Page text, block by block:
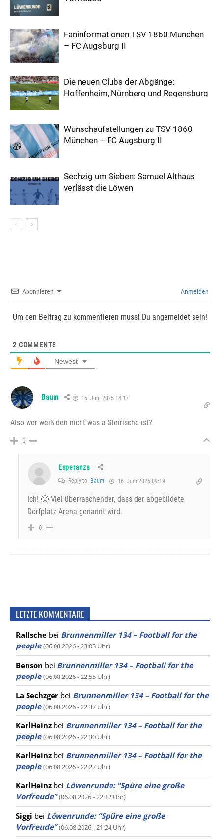
Faninformationen TSV 1860 München
– FC Augsburg II
Die neuen Clubs der Abgänge:
Hoffenheim, Nürnberg und Regensburg
Wunschaufstellungen zu TSV 1860
München – FC Augsburg II
Sechzig um Sieben: Samuel Althaus
verlässt die Löwen
Abonnieren Anmelden
Um den Beitrag zu kommentieren musst Du angemeldet sein!
2 COMMENTS
Newest
Baum 15. Juni 2025 14:17
Also wer weiß den nicht was a Steirische ist?
0
Esperanza
Reply to Baum 16. Juni 2025 09:19
Ich! 🙂 Viel überraschender, dass der abgebildete
Dorfplatz Arena genannt wird.
0
LETZTE KOMMENTARE
Rallsche bei Brunnenmiller 134 – Football for the
people (06.08.2026 - 23:03 Uhr)
Benson bei Brunnenmiller 134 – Football for the
people (06.08.2026 - 22:55 Uhr)
La Sechzger bei Brunnenmiller 134 – Football for the
people (06.08.2026 - 22:37 Uhr)
KarlHeinz bei Brunnenmiller 134 – Football for the
people (06.08.2026 - 22:30 Uhr)
KarlHeinz bei Brunnenmiller 134 – Football for the
people (06.08.2026 - 22:27 Uhr)
KarlHeinz bei Löwenrunde: “Spüre eine große
Vorfreude” (06.08.2026 - 22:12 Uhr)
Siggi bei Löwenrunde: “Spüre eine große
Vorfreude” (06.08.2026 - 21:24 Uhr)